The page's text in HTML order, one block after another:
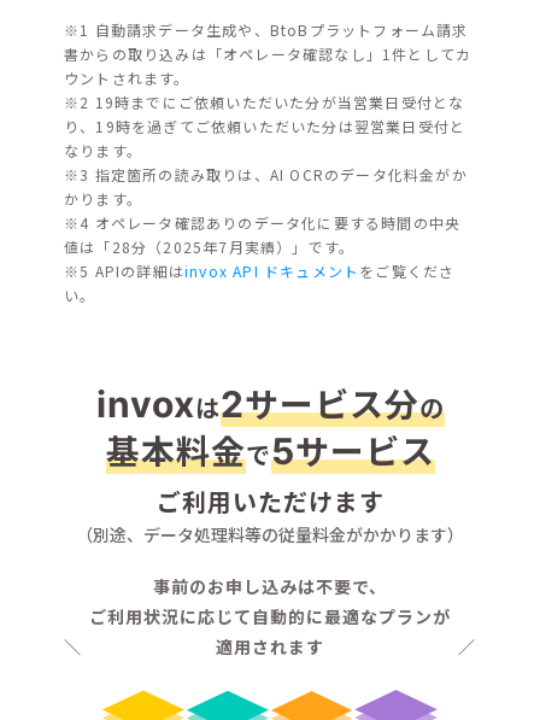
※1 自動請求データ生成や、BtoBプラットフォーム請求
書からの取り込みは「オペレータ確認なし」1件としてカ
ウントされます。
※2 19時までにご依頼いただいた分が当営業日受付とな
り、19時を過ぎてご依頼いただいた分は翌営業日受付と
なります。
※3 指定箇所の読み取りは、AI OCRのデータ化料金がか
かります。
※4 オペレータ確認ありのデータ化に要する時間の中央
値は「28分（2025年7月実績）」です。
※5 APIの詳細はinvox API ドキュメント をご覧くださ
い。
invoxは2サービス分の
基本料金で5サービス
ご利用いただけます
（別途、データ処理料等の従量料金がかかります）
事前のお申し込みは不要で、
ご利用状況に応じて自動的に最適なプランが
適用されます